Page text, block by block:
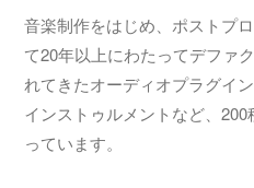
音楽制作をはじめ、ポストプ
て20年以上にわたってデファ
れてきたオーディオプラグイ
インストゥルメントなど、
っています。